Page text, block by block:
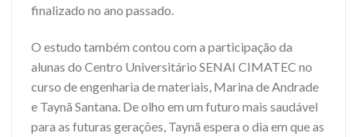
finalizado no ano passado.
O estudo também contou com a participação da
alunas do Centro Universitário SENAI CIMATEC no
curso de engenharia de materiais, Marina de Andrade
e Taynã Santana. De olho em um futuro mais saudável
para as futuras gerações, Taynã espera o dia em que as